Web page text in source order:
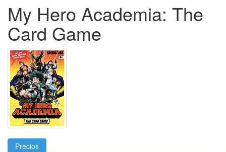
My Hero Academia: The
Card Game
Precios